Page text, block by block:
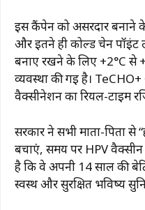
इस कैंपेन को असरदार बनाने
और इतने ही कोल्ड चेन पॉइंट
बनाए रखने के लिए +2°C से
व्यवस्था की गई है।
वैक्सीनेशन का रियल-टाइम
सरकार ने सभी माता-पिता से
बचाएं, समय पर HPV
है कि वे अपनी 14 साल की
स्वस्थ और सुरक्षित भविष्य